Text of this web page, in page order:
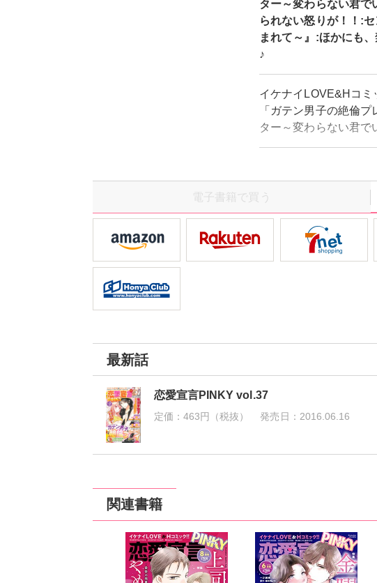
ター～変わらない君で
られない怒りが！！:
まれて～』:ほかにも
♪
イケナイLOVE&Hコ
「ガテン男子の絶倫
ター～変わらない君で
られない怒りが！！:
まれて～』:ほかにも
電子書籍で買う
最新話
恋愛宣言PINKY vol.37
定価：463円（税抜） 発売日： 2016.06.16
関連書籍